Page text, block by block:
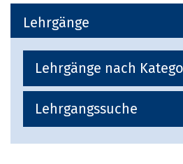
Lehrgänge
Lehrgänge nach
Lehrgangssuche